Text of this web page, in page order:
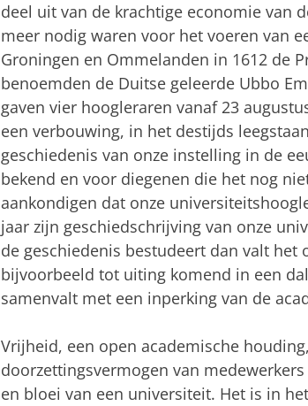
deel uit van de krachtige economie van
meer nodig waren voor het voeren van
Groningen en Ommelanden in 1612 de
benoemden de Duitse geleerde Ubbo
gaven vier hoogleraren vanaf 23
een verbouwing, in het destijds
geschiedenis van onze instelling in de
bekend en voor diegenen die het nog
aankondigen dat onze
jaar zijn geschiedschrijving van onze
de geschiedenis bestudeert dan valt het
bijvoorbeeld tot uiting komend in een
samenvalt met een inperking van de
Vrijheid, een open academische
doorzettingsvermogen van
en bloei van een universiteit. Het is in